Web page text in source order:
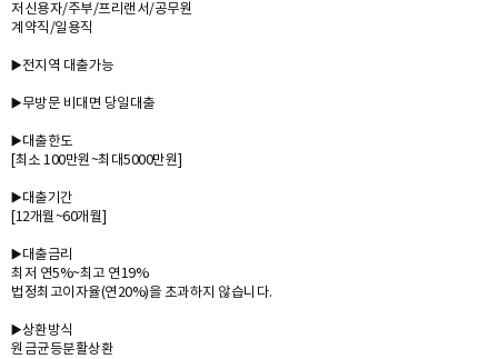
저신용자/주부/프리랜서/공무원
계약직/일용직
▶️전지역 대출가능
▶️무방문 비대면 당일대출
▶️대출한도
[최소 100만원~최대5000만원]
▶️대출기간
[12개월~60개월]
▶️대출금리
최저 연5%~최고 연19%
법정최고이자율(연20%)을 초과하지 않습니다.
▶️상환방식
원금균등분활상환